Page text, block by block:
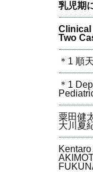
乳児期
Clinical
Two
＊1 順
＊1
粟田健
大川夏